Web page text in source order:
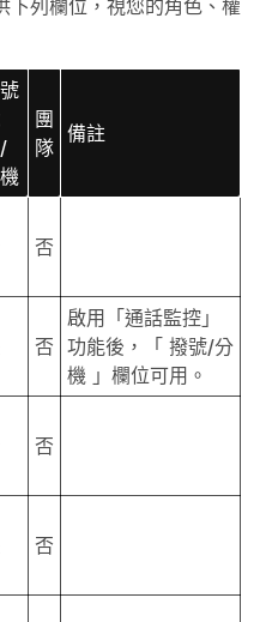
下列欄位，視您的角色、權
團
隊
備註
否
否
啟用「通話監控」
功能後，「 撥號/分
機 」欄位可用。
否
否